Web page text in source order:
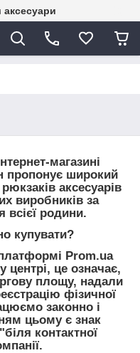
аксесуари
магазині
пропонує широкий
аксесуарів
виробників за
всієї родини.
купувати?
Prom.ua
центрі, це означає,
площу, надали
фізичної
законно і
цьому є знак
контактної